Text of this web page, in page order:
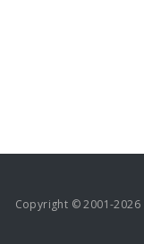
Copyright © 2001-2026